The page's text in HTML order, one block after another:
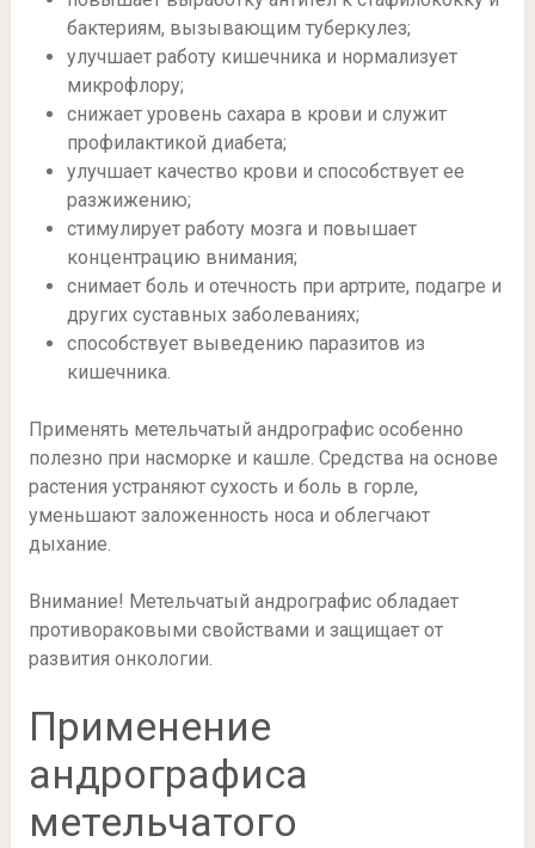
бактериям, вызывающим туберкулез;
улучшает работу кишечника и нормализует
микрофлору;
снижает уровень сахара в крови и служит
профилактикой диабета;
улучшает качество крови и способствует ее
разжижению;
стимулирует работу мозга и повышает
концентрацию внимания;
снимает боль и отечность при артрите, подагре и
других суставных заболеваниях;
способствует выведению паразитов из
кишечника.
Применять метельчатый андрографис особенно
полезно при насморке и кашле. Средства на основе
растения устраняют сухость и боль в горле,
уменьшают заложенность носа и облегчают
дыхание.
Внимание! Метельчатый андрографис обладает
противораковыми свойствами и защищает от
развития онкологии.
Применение
андрографиса
метельчатого